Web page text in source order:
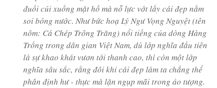
đuối cúi xuống mặt hồ mà nỗ lực vớt lấy cái đẹp nằm
soi bóng nước. Như bức hoạ Lý Ngư Vọng Nguyệt (tên
nôm: Cá Chép Trông Trăng) nổi tiếng của dòng Hàng
Trống trong dân gian Việt Nam, dù lớp nghĩa đầu tiên
là sự khao khát vươn tới thanh cao, thì còn một lớp
nghĩa sâu sắc, rằng đôi khi cái đẹp làm ta chẳng thể
phân định hư - thực mà lặn ngụp mãi trong ảo tượng.